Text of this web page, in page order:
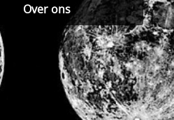
Over ons